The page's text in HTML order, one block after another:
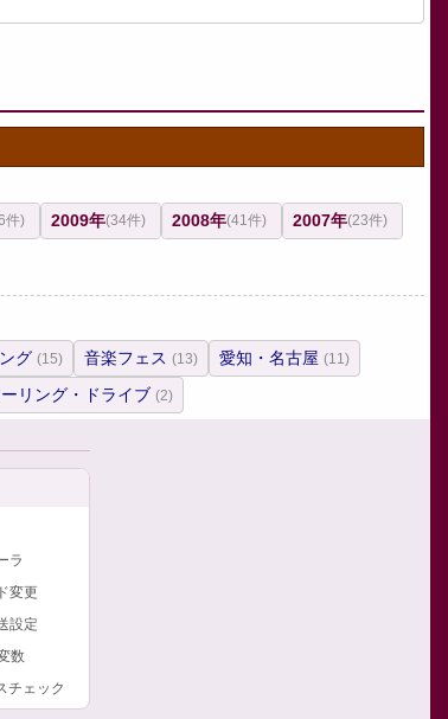
件) 2009年(34件) 2008年(41件) 2007年(23件)
グ (15) 音楽フェス (13) 愛知・名古屋 (11)
リング・ドライブ (2)
ラ
変更
設定
数
チェック